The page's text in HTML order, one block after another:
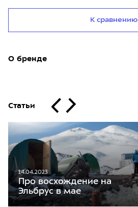
К сравнению
О бренде
Статьи
14.04.2023
Про восхождение на
Эльбрус в мае